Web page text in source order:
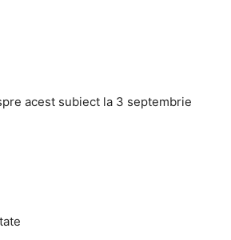
acest subiect la 3 septembrie